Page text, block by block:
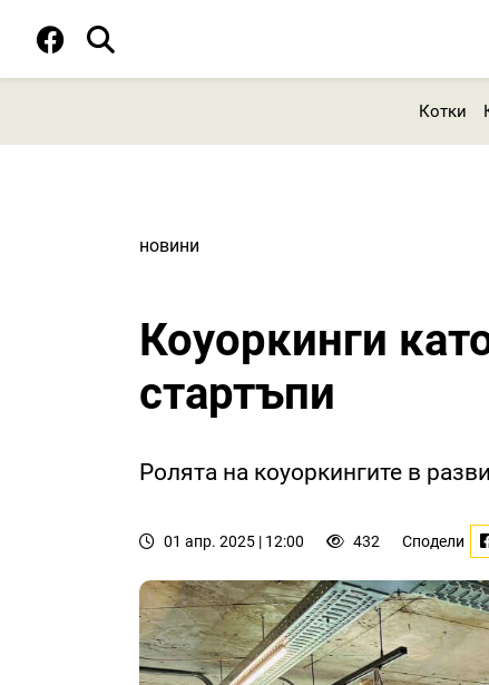
Котки
новини
Коуоркинги
стартъпи
Ролята на коуоркингите в
01 апр. 2025 | 12:00 432 Сподели